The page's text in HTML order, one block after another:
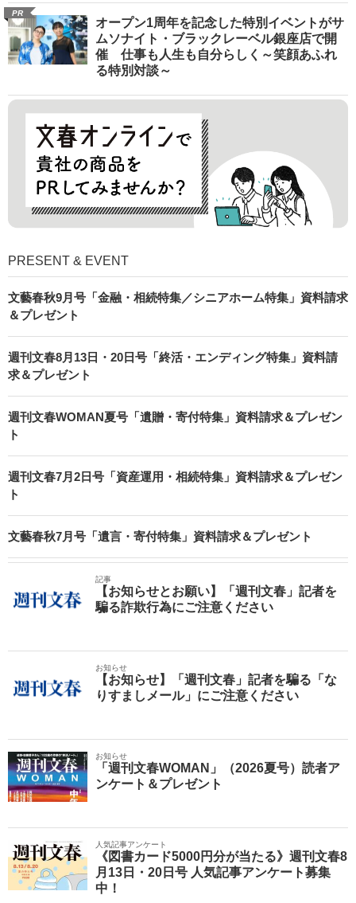
PR
オープン1周年を記念した特別イベントがサ
ムソナイト・ブラックレーベル銀座店で開
催 仕事も人生も自分らしく～笑顔あふれ
る特別対談～
PRESENT & EVENT
文藝春秋9月号「金融・相続特集／シニアホーム特集」資料請求
＆プレゼント
週刊文春8月13日・20日号「終活・エンディング特集」資料請
求＆プレゼント
週刊文春WOMAN夏号「遺贈・寄付特集」資料請求＆プレゼン
ト
週刊文春7月2日号「資産運用・相続特集」資料請求＆プレゼン
ト
文藝春秋7月号「遺言・寄付特集」資料請求＆プレゼント
記事
【お知らせとお願い】「週刊文春」記者を
騙る詐欺行為にご注意ください
お知らせ
【お知らせ】「週刊文春」記者を騙る「な
りすましメール」にご注意ください
お知らせ
「週刊文春WOMAN」（2026夏号）読者ア
ンケート＆プレゼント
人気記事アンケート
《図書カード5000円分が当たる》週刊文春8
月13日・20日号 人気記事アンケート募集
中！